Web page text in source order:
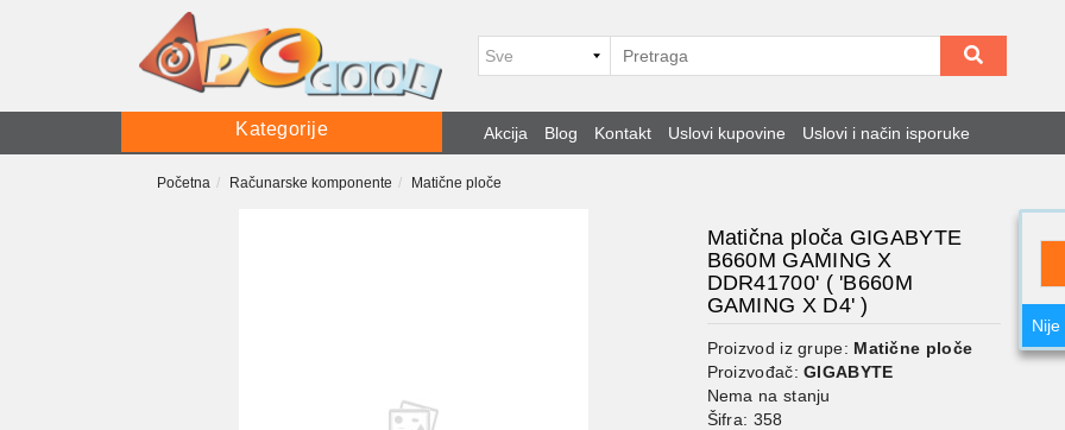
Kategorije Akcija Blog Kontakt Uslovi kupovine Uslovi i način isporuke
Početna Računarske komponente Matične ploče
Matična ploča GIGABYTE
B660M GAMING X
DDR41700' ( 'B660M
GAMING X D4' )
Proizvod iz grupe: Matične ploče
Proizvođač:GIGABYTE
Nema na stanju
Šifra: 358